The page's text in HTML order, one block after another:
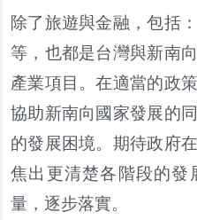
除了旅遊與金融 ，包括
等 ， 也都是台灣與新南
產業項目 。在適當的政
協助新南向國家發展的
的發展困境。 期待政府
焦出更清楚各階段的發
量 ， 逐步落實。